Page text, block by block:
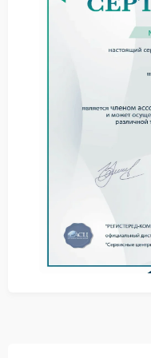
самостоятельное
запах нагретого
медленный
При подобных
Powercom, чтобы
электронных
серьезных затрат.
Полезные
Не стоит размещать
приборами или
ускоряет износ
эксплуатировать